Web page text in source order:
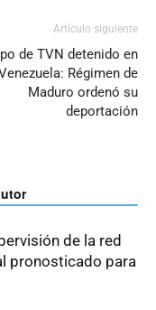
Artículo siguiente
de TVN detenido en
Régimen de
Maduro ordenó su
deportación
de la red
pronosticado para